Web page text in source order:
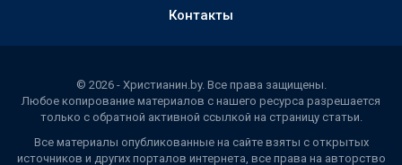
Контакты
© 2026 - Христианин.by. Все права защищены.
Любое копирование материалов с нашего ресурса разрешается
только с обратной активной ссылкой на страницу статьи.
Все материалы опубликованные на сайте взяты с открытых
источников и других порталов интернета, все права на авторство